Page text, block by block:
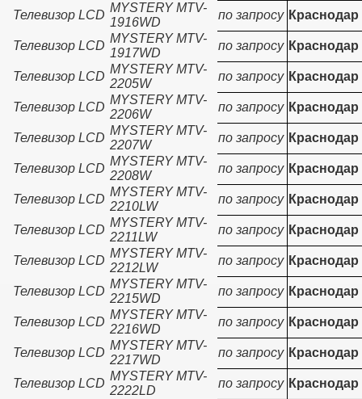
Телевизор LCD
MYSTERY MTV-
1916WD
по запросу Краснодар
Телевизор LCD
MYSTERY MTV-
1917WD
по запросу Краснодар
Телевизор LCD
MYSTERY MTV-
2205W
по запросу Краснодар
Телевизор LCD
MYSTERY MTV-
2206W
по запросу Краснодар
Телевизор LCD
MYSTERY MTV-
2207W
по запросу Краснодар
Телевизор LCD
MYSTERY MTV-
2208W
по запросу Краснодар
Телевизор LCD
MYSTERY MTV-
2210LW
по запросу Краснодар
Телевизор LCD
MYSTERY MTV-
2211LW
по запросу Краснодар
Телевизор LCD
MYSTERY MTV-
2212LW
по запросу Краснодар
Телевизор LCD
MYSTERY MTV-
2215WD
по запросу Краснодар
Телевизор LCD
MYSTERY MTV-
2216WD
по запросу Краснодар
Телевизор LCD
MYSTERY MTV-
2217WD
по запросу Краснодар
Телевизор LCD
MYSTERY MTV-
2222LD
по запросу Краснодар